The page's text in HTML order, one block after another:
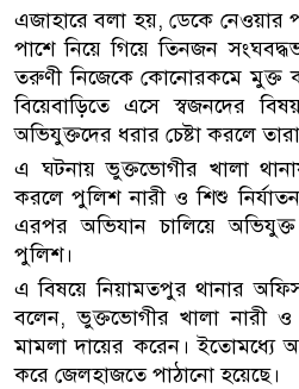
এজাহারে বলা হয়, ডেকে নেওয়ার
পাশে নিয়ে গিয়ে তিনজন
তরুণী নিজেকে কোনোরকমে মুক্ত
বিয়েবাড়িতে এসে স্বজনদের
অভিযুক্তদের ধরার চেষ্টা করলে
এ ঘটনায় ভুক্তভোগীর খালা
করলে পুলিশ নারী ও শিশু
এরপর অভিযান চালিয়ে
পুলিশ।
এ বিষয়ে নিয়ামতপুর থানার
বলেন, ভুক্তভোগীর খালা নারী
মামলা দায়ের করেন। ইতোমধ্যে
করে জেলহাজতে পাঠানো হয়েছে।